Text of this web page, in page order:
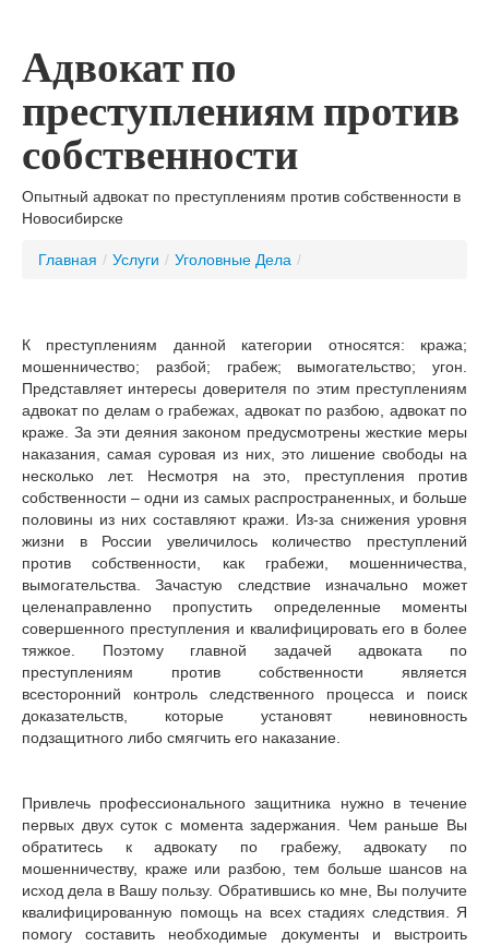
Адвокат по
преступлениям против
собственности
Опытный адвокат по преступлениям против собственности в
Новосибирске
Главная / Услуги / Уголовные Дела /
К преступлениям данной категории относятся: кража;
мошенничество; разбой; грабеж; вымогательство; угон.
Представляет интересы доверителя по этим преступлениям
адвокат по делам о грабежах, адвокат по разбою, адвокат по
краже. За эти деяния законом предусмотрены жесткие меры
наказания, самая суровая из них, это лишение свободы на
несколько лет. Несмотря на это, преступления против
собственности – одни из самых распространенных, и больше
половины из них составляют кражи. Из-за снижения уровня
жизни в России увеличилось количество преступлений
против собственности, как грабежи, мошенничества,
вымогательства. Зачастую следствие изначально может
целенаправленно пропустить определенные моменты
совершенного преступления и квалифицировать его в более
тяжкое. Поэтому главной задачей адвоката по
преступлениям против собственности является
всесторонний контроль следственного процесса и поиск
доказательств, которые установят невиновность
подзащитного либо смягчить его наказание.
Привлечь профессионального защитника нужно в течение
первых двух суток с момента задержания. Чем раньше Вы
обратитесь к адвокату по грабежу, адвокату по
мошенничеству, краже или разбою, тем больше шансов на
исход дела в Вашу пользу. Обратившись ко мне, Вы получите
квалифицированную помощь на всех стадиях следствия. Я
помогу составить необходимые документы и выстроить